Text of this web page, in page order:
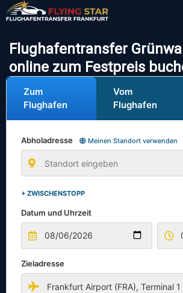
Flughafentransfer
online zum Festpreis
Zum
Flughafen
Vom
Flughafen
Abholadresse Meinen Standort verwenden
+ ZWISCHENSTOPP
Datum und Uhrzeit
Zieladresse